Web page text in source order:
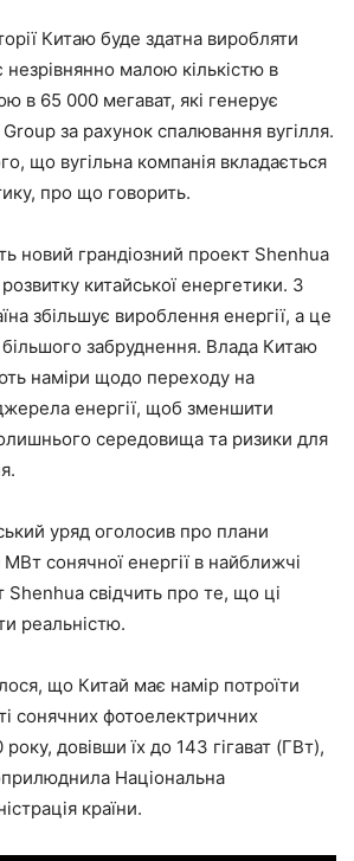
Китаю буде здатна виробляти
малою кількістю в
в 65 000 мегават, які генерує
за рахунок спалювання вугілля.
що вугільна компанія вкладається
про що говорить.
новий грандіозний проект Shenhua
китайської енергетики. З
збільшує вироблення енергії, а це
забруднення. Влада Китаю
наміри щодо переходу на
енергії, щоб зменшити
середовища та ризики для
уряд оголосив про плани
сонячної енергії в найближчі
Shenhua свідчить про те, що ці
реальністю.
що Китай має намір потроїти
сонячних фотоелектричних
довівши їх до 143 гігават (ГВт),
Національна
країни.